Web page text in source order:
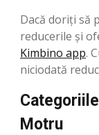
Dacă doriți să
reducerile și
Kimbino app.
niciodată
Motru